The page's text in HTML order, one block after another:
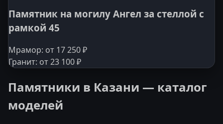
Памятник на могилу Ангел за стеллой с
рамкой 45
Мрамор: от 17 250 ₽
Гранит: от 23 100 ₽
Памятники в Казани — каталог
моделей